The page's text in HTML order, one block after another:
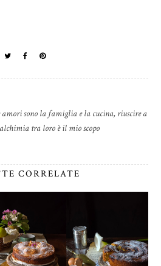
amori sono la famiglia e la cucina, riuscire a
tra loro è il mio scopo
CORRELATE